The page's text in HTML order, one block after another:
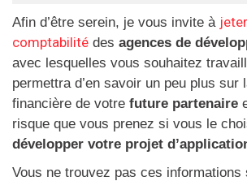
Afin d’être serein, je vous invite à
comptabilité des agences de
avec lesquelles vous souhaitez
permettra d’en savoir un peu plus sur
financière de votre future partenaire
risque que vous prenez si vous le
développer votre projet
Vous ne trouvez pas ces informations